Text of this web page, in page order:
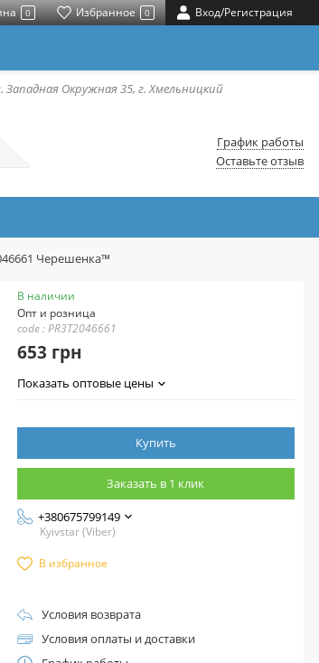
0 Избранное 0 Вход/Регистрация
Западная Окружная 35, г. Хмельницкий
График работы
Оставьте отзыв
Черешенка™
В наличии
Опт и розница
code : PR3T2046661
653 грн
Показать оптовые цены
Купить
Заказать в 1 клик
+380675799149
Kyivstar (Viber)
В избранное
Условия возврата
Условия оплаты и доставки